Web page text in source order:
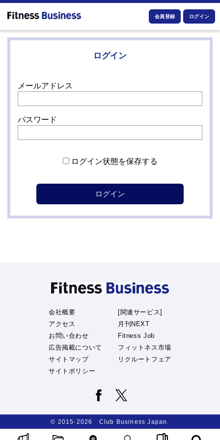
会員登録 ログイン
ログイン
メールアドレス
パスワード
ログイン状態を保存する
会社概要
アクセス
お問い合わせ
広告掲載について
サイトマップ
サイトポリシー
[関連サービス]
月刊NEXT
Fitness Job
フィットネス市場
リクルートフェア
© 2015-2026 Club Business Japan.